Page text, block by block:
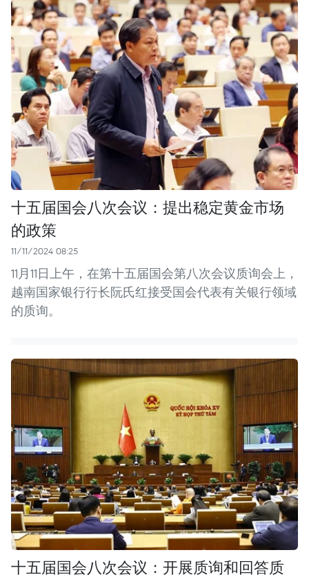
十五届国会八次会议：提出稳定黄金市场
的政策
11/11/2024 08:25
11月11日上午，在第十五届国会第八次会议质询会上，
越南国家银行行长阮氏红接受国会代表有关银行领域
的质询。
十五届国会八次会议：开展质询和回答质